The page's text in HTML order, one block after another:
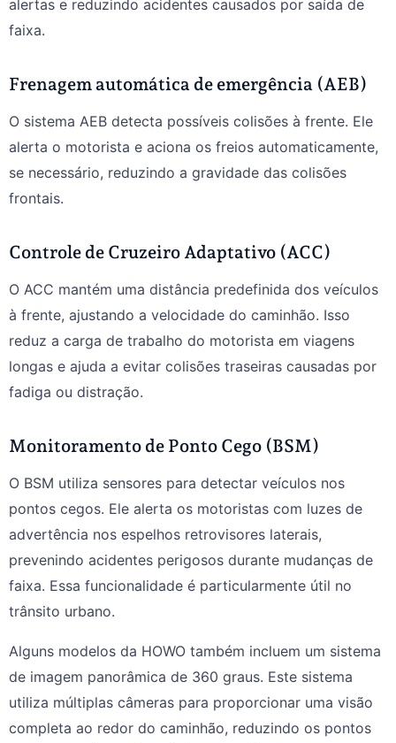
alertas e reduzindo acidentes causados por saída de
faixa.
Frenagem automática de emergência (AEB)
O sistema AEB detecta possíveis colisões à frente. Ele
alerta o motorista e aciona os freios automaticamente,
se necessário, reduzindo a gravidade das colisões
frontais.
Controle de Cruzeiro Adaptativo (ACC)
O ACC mantém uma distância predefinida dos veículos
à frente, ajustando a velocidade do caminhão. Isso
reduz a carga de trabalho do motorista em viagens
longas e ajuda a evitar colisões traseiras causadas por
fadiga ou distração.
Monitoramento de Ponto Cego (BSM)
O BSM utiliza sensores para detectar veículos nos
pontos cegos. Ele alerta os motoristas com luzes de
advertência nos espelhos retrovisores laterais,
prevenindo acidentes perigosos durante mudanças de
faixa. Essa funcionalidade é particularmente útil no
trânsito urbano.
Alguns modelos da HOWO também incluem um sistema
de imagem panorâmica de 360 graus. Este sistema
utiliza múltiplas câmeras para proporcionar uma visão
completa ao redor do caminhão, reduzindo os pontos